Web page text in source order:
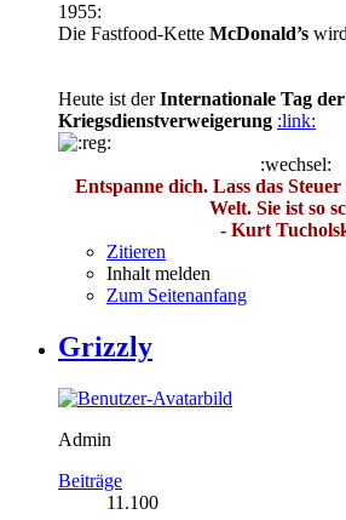
1955:
Die Fastfood-Kette McDonald’s
Heute ist derInternationale Tag der
Kriegsdienstverweigerung :link:
:wechsel:
Entspanne dich. Lass das
Welt. Sie ist so
- Kurt
Zitieren
Inhalt melden
Zum Seitenanfang
Grizzly
Admin
Beiträge
11.100